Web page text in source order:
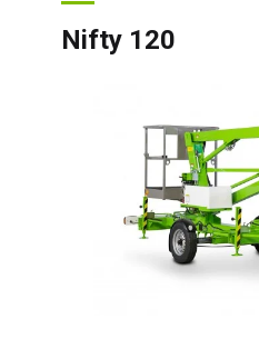
Nifty 120